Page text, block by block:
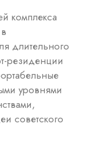
комплекса
длительного
резиденции
уровнями
советского